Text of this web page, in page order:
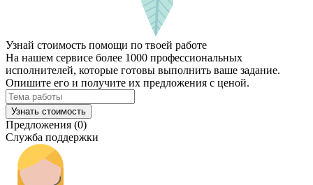
Узнай стоимость помощи по твоей работе
На нашем сервисе более 1000 профессиональных
исполнителей, которые готовы выполнить ваше задание.
Опишите его и получите их предложения с ценой.
Узнать стоимость
Предложения (0)
Служба поддержки